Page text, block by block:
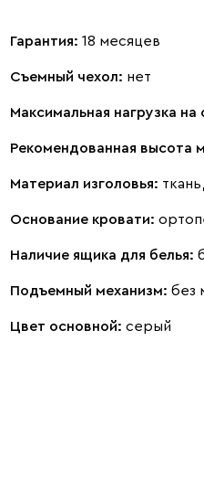
Гарантия: 18 месяцев
Съемный чехол: нет
Максимальная нагрузка
Рекомендованная высота
Материал изголовья:
Основание кровати:
Наличие ящика для белья:
Подъемный механизм: без
Цвет основной: серый